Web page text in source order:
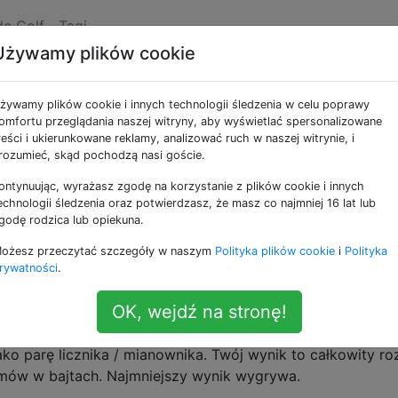
Golf Tagi
a = xyz (x + y + z)
takie, że dla każdego racjonalnego
typów ani operacji w swoim programie, o ile twój
Np. Jeśli użyjesz pierwiastka kwadratowego w swojej
argumentem jest zawsze kwadrat liczby wymiernej.
x, y, z lub zamiast tego napisać trzy programy, jeśli
w twoim języku. Alternatywnie możesz napisać
liczby x, y, z. Wreszcie, jeśli wolisz, możesz
parę licznika / mianownika. Twój wynik to całkowity
w bajtach. Najmniejszy wynik wygrywa.
plików cookie
plików cookie i innych technologii śledzenia w celu poprawy
przeglądania naszej witryny, aby wyświetlać spersonalizowane
i ukierunkowane reklamy, analizować ruch w naszej witrynie, i
skąd pochodzą nasi goście.
wyrażasz zgodę na korzystanie z plików cookie i innych
śledzenia oraz potwierdzasz, że masz co najmniej 16 lat lub
rodzica lub opiekuna.
przeczytać szczegóły w naszym Polityka plików cookie i Polityka
.
OK, wejdź na stronę!